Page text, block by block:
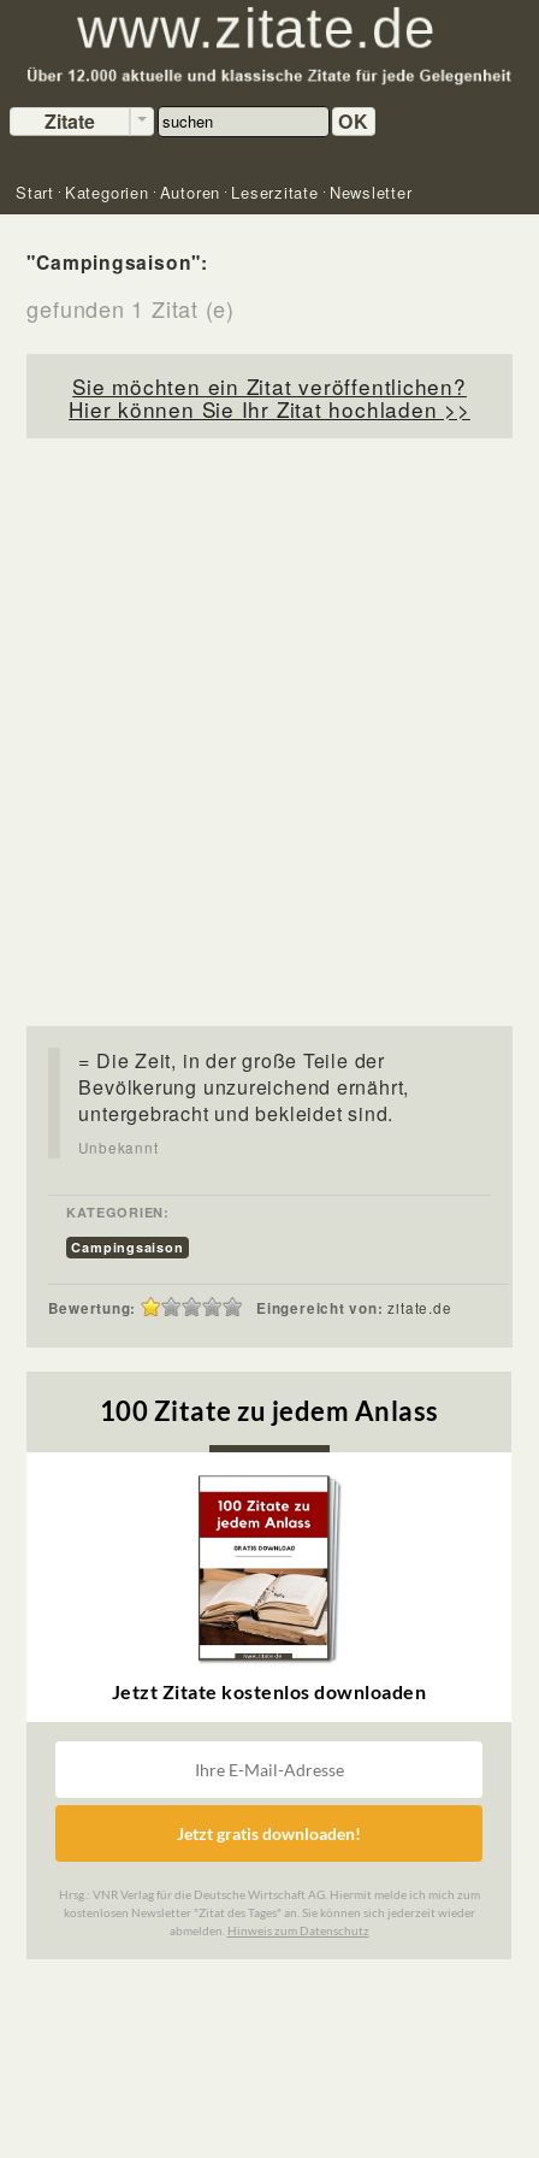
Zitate OK
Start Kategorien Autoren Leserzitate Newsletter
"Campingsaison":
gefunden 1 Zitat (e)
Sie möchten ein Zitat veröffentlichen?
Hier können Sie Ihr Zitat hochladen >>
= Die Zeit, in der große Teile der
Bevölkerung unzureichend ernährt,
untergebracht und bekleidet sind.
Unbekannt
KATEGORIEN:
Campingsaison
Bewertung: Eingereicht von:zitate.de